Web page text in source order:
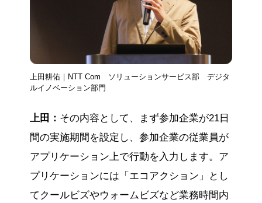
上田耕佑｜NTT Com ソリューションサービス部 デジタ
ルイノベーション部門
上田： その内容として、まず参加企業が21日
間の実施期間を設定し、参加企業の従業員が
アプリケーション上で行動を入力します。ア
プリケーションには「エコアクション」とし
てクールビズやウォームビズなど業務時間内